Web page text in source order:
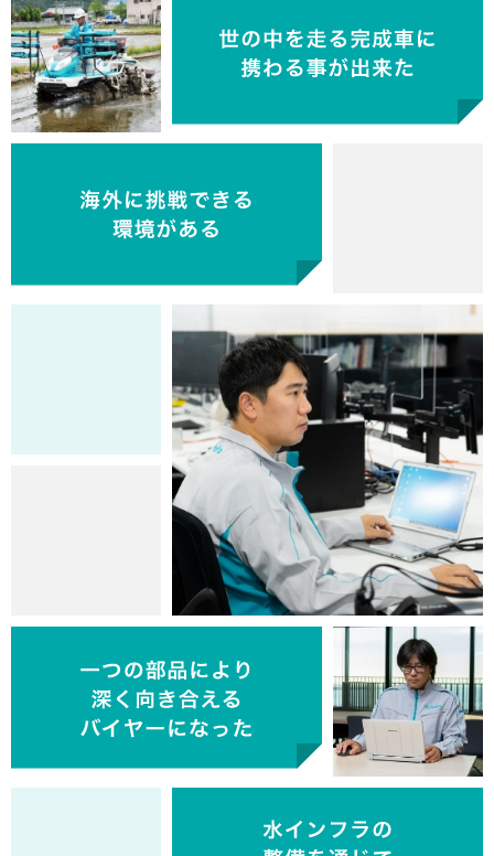
よりモノづくりに根ざした
調達業務に関わる事ができる
クボタの調達は部品や材料の購入だけではなく、幅広く裁量
があります。取引先の選定からコスト決定は調達部門のミッ
ションですが、その過程において、実際の加工工程を考慮し
た図面変更提案等、取引先現場のモノづくりにまで踏み込ん
で携わることが魅力の一つです。
2020年 / 35歳でキャリア入社
お客様への思いと責任感が増した
部品メーカーから完成品メーカーへ転職したことで、よりお
客様を身近に感じています。市場で不具合が起きた際には、
品質保証担当として、お客様のもとを訪れ、直接話を聞くこ
とで、自身の仕事の顧客への影響を体感し、一層責任感を持
って仕事に取り組むことができるようになりました。
2019年 / 33歳でキャリア入社
視野の広がり・社会貢献度の高さを実感
上流工程に関わる機会が増え、後工程で問題が発生しないよ
うにより多様な観点で考える機会が多くなりました。一方で
最終製品にも関わる業務であるため、世界中で誰かの役に立
っていると感じることが多く、業務へのモチベーションも高
く、もっとエンドユーザーの声を聴きたいと思えるようにな
2020年 / 32歳でキャリア入社
挑戦できるようになった
これまでのキャリアでは営業や販売促進などの商材に
おける川下工程のみを担当していましたが、クボタで
は、川上工程である企画領域に軸足を置き、新たな挑
戦に取り組んでいます。
2020年 / 35歳でキャリア入社
成功体験・失敗体験を持つ
多くの仲間から吸収できる
環境がここにある
クボタの経験豊富な同僚との出会いが、新たな視点や
スキルの獲得に繋がり、成長し続けることができてい
ます。急成長する事業領域で最先端テクノロジーをも
つパートナー企業と連携しながら、まだ見ぬ未来を創
造するチャレンジングな環境に身を置くことができて
2020年 / 38歳でキャリア入社
視座を高くもって業務ができる
前職は自動車部品メーカーで働いていましたが、クボ
タでは最終製品であるトラクタの知的財産業務を担当
しています。トラクタに関わる全ての技術を担当する
ため、部品単位ではなく車両全体としてどう技術を保
護していくか考えるようになり、視座が高まったと感
2021年 / 37歳でキャリア入社
グローバル企業で、
より多くの人々の役に立つ
前職での工業デザインの知識を活かしつつ、自身のデ
ザインスキルを磨くことができています。異なる文化
や背景を持つ仲間と協力し、製品開発に取り組むこと
ができ、クボタのグローバル展開の力に後押しされ、
キャリアアップを実現しました。
2019年 / 39歳でキャリア入社
前職ではソフトウェア開発者でしたが、精密農業ソリ
ューションの開発を担うようになり、ハードウェアや
センサ設計、システム設計など広範な領域をカバーす
ることになりました。また海外で現地の圃場での試験
を指揮するなど、活動の幅が大幅に拡がりました。
2019年 / 36歳でキャリア入社
強みを活かし新しい分野での活躍が叶
えられた
転職前の経験は製品分野が今と異なりましたが、積み
重ねたグローバルな視野、コミュニケーション力等は
活かすことができ、新たな分野でも自信を持って業務
を遂行することができています。会社が、年齢、性
別、経験等の条件を問わず、転職者を適材適所に配属
し、持っている力を最大限に引き出せていると感じて
2018年以前 / 46歳でキャリア入社
業務範囲が広がり、
より製品を身近に感じられる
前職では、部品設計・制御設計・実験部隊が分業して
いたが、現在の業務はそれらを全て自分たちのグルー
プで行っているので、設計変更の効果を自身の目と手
で確認でき、楽しいです。5ゲン主義での思考力も身
につきました。
2020年 / 30歳でキャリア入社
前職では、自動車の内部部品(クラッチ)を担当してお
り、完成車では見えない部分が多く、自身の仕事のア
ウトプットを目で見る機会が少なかったです。クボタ
では最終製品に携わる仕事をしているので、仕事のア
ウトプットイメージがつきやすく、やりがいにもつな
がっていると感じています。
2020年 / 33歳でキャリア入社
海外に挑戦できる環境がある
入社後、比較的早い段階で海外赴任するチャンスに恵
まれました。日本での業務に比べて、海外では幅広い
業務に携わることができています。自分自身の視野を
大きく広げられていることを日々実感しています。
2020年 / 33歳でキャリア入社
現在、樹脂部品のバイヤーをしています。前職では広
く浅く部品を見ていましたが、クボタでは樹脂部品専
門で担当しているので、より専門的な知識が身につき
ました。様々なサプライヤーさんへ足を運び、各社の
特徴を知り、その上で最適な発注先選定を行えること
にやりがいを感じています。
2021年 / 26歳でキャリア入社
社会への貢献を実感
クボタの魅力は、社会に役立つモノづくりを行ってい
る点です。公共性の高い水インフラ事業を通じて、技
術者として社会の役に立っている実感を得ながら、一
人の技術者としてキャリアアップを図っています。
2021年 / 34歳でキャリア入社
多様な案件・スペシャリストがいる環
スキルアップができる
水処理業界は教科書に載っていない現場ノウハウが多
くあり、クボタは多種多様な案件対応と納入実績があ
ります。蓄積されたデータ・ノウハウと社内にスペシ
ャリストがいる環境で勉強になる毎日を過ごしていま
2021年 / 47歳でキャリア入社
風通しの良い環境で
全体意識の高さがある
製造現場の向上意識が高く、改善テーマの打上が活発
であると感じています。技術的な内容だけでなく、予
算などについても意見に耳を傾けてくれる姿勢があ
り、生産技術職としてやりやすい環境で、やりがいの
ある業務ができていると感じています。
2019年 / 29歳でキャリア入社
専門性を持った多様な人々の中で
刺激を受けられる
入社後、自身の専門分野だけでなく、少し離れた周辺
分野についても分析調査等を担当しており、それらの
知見や分析スキルが得られたと感じています。また、
多様な専門性を持った人材がいるため、刺激がありま
2020年 / 31歳でキャリア入社
海外にて、現地の様々なバックボーン・国籍の仲間と
生産改善活動を進めています。仕事の考え方や進め方
が全く異なる中、意見が異なりぶつかる事もあります
が、お互いにリスペクトを忘れず成果が出た際には、
驚くほどの達成感があります。高い山ほど登ると気持
ちいいがいいです。
2021年 / 42歳でキャリア入社
携わった製品が世界で
活躍しているところを見られる
工場系IoTデータ分析技術者として、入社後は主に工
場の生産過程で発生するIoTデータの分析業務やデー
タ分析システムに関する研究開発に関わっていまし
た。現在は扱うデータの分野が農業へと変わり、これ
まで培ってきたデータ分析技術力と経験を活かし、次
世代のデータ農業実現に向けたソリューション構築を
目的とするデータ分析技術の研究開発に取り組んでい
ります。入社以来、幅広い課題の解決に携わることが
でき、自らの視野が拡がるダイナミックな経験・キャ
リアを積んでいると感じています。
2018年以前 / 30歳でキャリア入社
環境循環への
取り組みが身近になった
液中膜技術に関わる業務に携わっています。自社の技
術により、濁りや有機物の除去がなされた処理水が河
川へと放流され、目に見える排水の透明度を確認する
ことができ、環境循環への取り組みを身近に感じられ
るようになりました。
2021年 / 46歳でキャリア入社
前職では、自社製品をもたない会社であったため、単
純に3D上で設計している感覚が強く、出来上がった
製品を試す機会が少なかった。クボタでは自社製品と
して設計することに加え、機械に触れる場面が多く、
自分が設計した製品という意識が強いです。また担当
するミニバックホーは世界各地の土木業で使用されて
おり、世の中を支えているとも感じています。
2019年 / 34歳でキャリア入社
環境分野に携わり、
昨今注目されているカーボンニュートラルやSDGsへ
の取り組みに携わる仕事ができるようになり、スキル
や知見のレベルアップや実際の業務を通して、環境分
野で小さいながらも社会貢献できていると感じていま
2021年 / 31歳でキャリア入社
未来の課題｢食料難｣への
アプローチ
人と地球のために出来ることは何か、キャリア入社の
きっかけとなった3年前の私の思いです。トラクタ海
外営業として担当している中南米の販売台数は直近3
年で大きな伸びを見せています。お客様が真に求める
製品を供給し、成長市場かつ、将来の輸出基地として
期待される中南米と共に将来の課題(食料危機)解決と
いう社会貢献を果たしていきたいです。
2020年 / 30歳でキャリア入社
前職では人事労務担当として広く浅い経験であった
が、クボタに転職して実際の人事労務管理に触れる機
会を増やすことができました。これまで携わることが
できなかった新たな領域においても経験を積むことが
でき、成長につながっています。
2021年 / 38歳でキャリア入社
お客様の
を得ることができた
お客様の期待や要望を先入観にとらわれず、常にフラ
ットな気持ちで真摯に対応できるようになりました。
対応の中で多くの部署との関係を持つようになり、顧
客の声をより多くの関係部署へ伝えることを心がけて
2019年 / 35歳でキャリア入社